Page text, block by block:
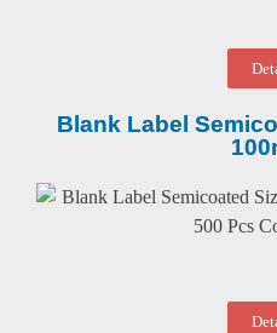
Blank Label